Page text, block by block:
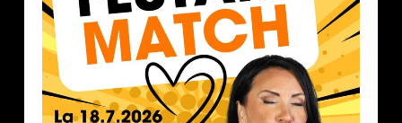
Deittisirkus
18.7.2026,
klo
16.30-